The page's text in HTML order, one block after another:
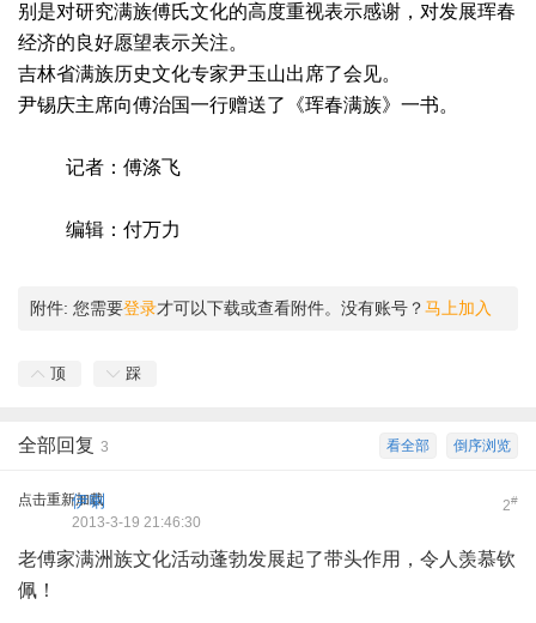
别是对研究满族傅氏文化的高度重视表示感谢，对发展珲春
经济的良好愿望表示关注。
吉林省满族历史文化专家尹玉山出席了会见。
尹锡庆主席向傅治国一行赠送了《珲春满族》一书。
记者：傅涤飞
编辑：付万力
附件: 您需要登录才可以下载或查看附件。没有账号？马上加入
顶 踩
倒序浏览
看全部
全部回复 3
点击重新加载 2#
伊喇
2013-3-19 21:46:30
老傅家满洲族文化活动蓬勃发展起了带头作用，令人羡慕钦
佩！